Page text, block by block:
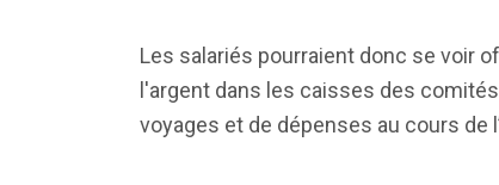
Les salariés pourraient donc se voir
l'argent dans les caisses des
voyages et de dépenses au cours de